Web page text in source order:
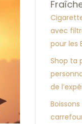
avec
pour les
Shop ta
de